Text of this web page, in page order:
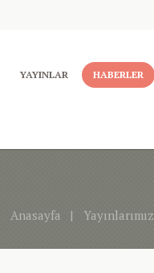
YAYINLAR HABERLER
Anasayfa Yayınlarımız